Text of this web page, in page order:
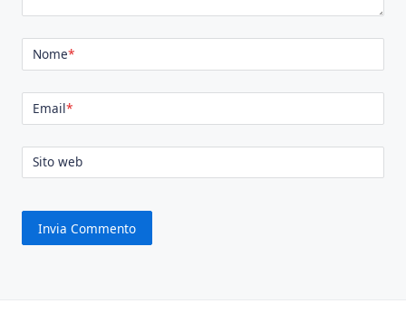
Nome*
Email*
Sito web